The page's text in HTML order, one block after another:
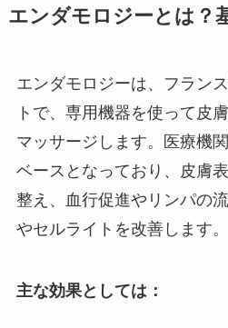
エンダモロジーとは？
エンダモロジーは、フラン
トで、専用機器を使って皮
マッサージします。医療機
ベースとなっており、皮膚
整え、血行促進やリンパの
やセルライトを改善します。
主な効果としては：